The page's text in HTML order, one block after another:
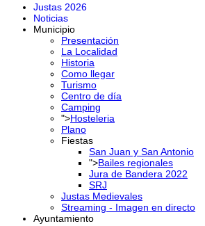
Justas 2026
Noticias
Municipio
Presentación
La Localidad
Historia
Como llegar
Turismo
Centro de día
Camping
">Hosteleria
Plano
Fiestas
San Juan y San Antonio
">Bailes regionales
Jura de Bandera 2022
SRJ
Justas Medievales
Streaming - Imagen en directo
Ayuntamiento